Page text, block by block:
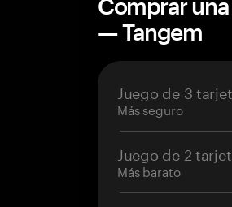
Comprar
— Tangem
Juego de 3
Más seguro
Juego de 2
Más barato